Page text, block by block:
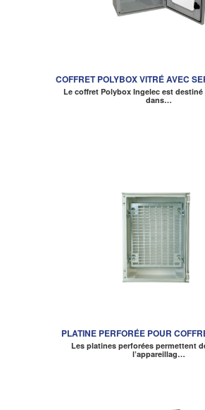
COFFRET POLYBOX VITRÉ AVEC
Le coffret Polybox Ingelec est destiné
dans…
PLATINE PERFORÉE POUR
Les platines perforées permettent
l’appareillag…